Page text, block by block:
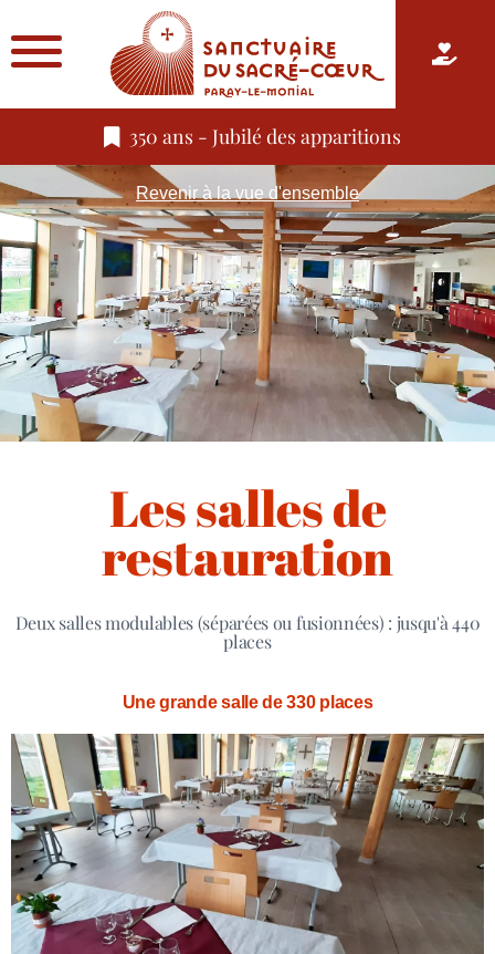
350 ans - Jubilé des apparitions
Revenir à la vue d'ensemble
Les salles de
restauration
Deux salles modulables (séparées ou fusionnées) : jusqu'à 440
places
Une grande salle de 330 places